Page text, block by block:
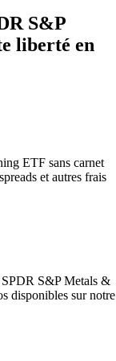
S&P
liberté en
ETF sans carnet
et autres frais
SPDR S&P Metals &
disponibles sur notre